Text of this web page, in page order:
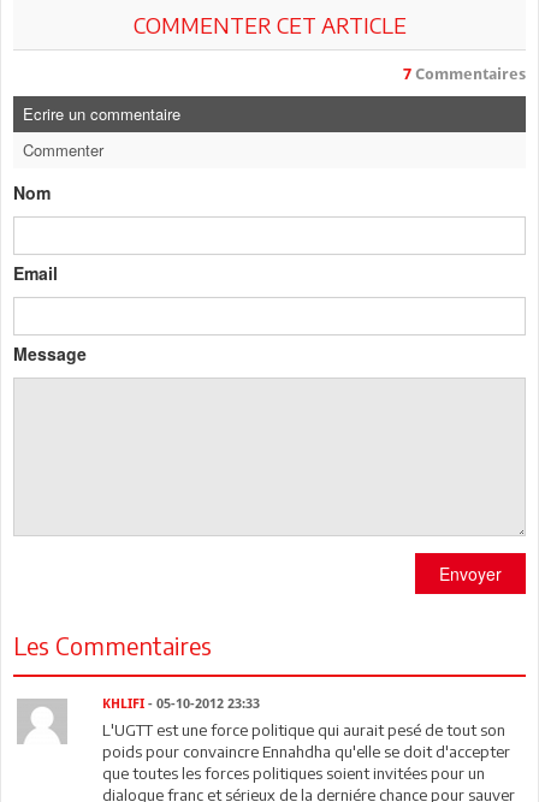
COMMENTER CET ARTICLE
7 Commentaires
Ecrire un commentaire
Commenter
Nom
Email
Message
Envoyer
Les Commentaires
KHLIFI - 05-10-2012 23:33
L'UGTT est une force politique qui aurait pesé de tout son
poids pour convaincre Ennahdha qu'elle se doit d'accepter
que toutes les forces politiques soient invitées pour un
dialogue franc et sérieux de la derniére chance pour sauver